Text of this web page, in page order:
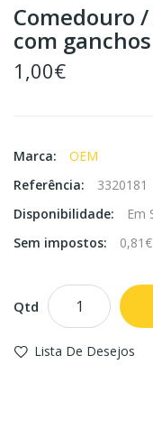
Comedouro
com ganchos
1,00€
Marca:
OEM
Referência:
3320181
Disponibilidade:
Em
Sem impostos:
0,81€
Qtd
Lista De Desejos